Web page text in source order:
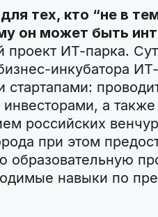
тех, кто “не в
он может быть
ИТ-парка.
инкубатора
а
российских
при этом
образовательную
навыки по